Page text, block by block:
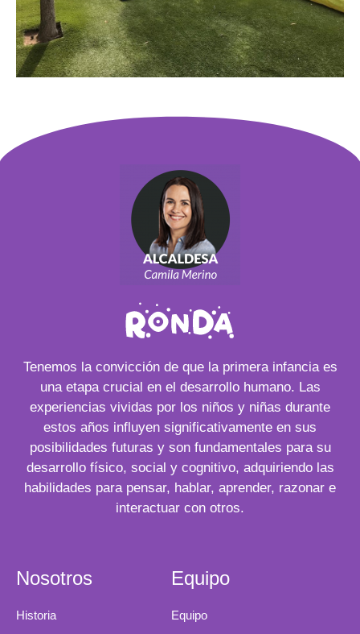
Tenemos la convicción de que la primera infancia es
una etapa crucial en el desarrollo humano. Las
experiencias vividas por los niños y niñas durante
estos años influyen significativamente en sus
posibilidades futuras y son fundamentales para su
desarrollo físico, social y cognitivo, adquiriendo las
habilidades para pensar, hablar, aprender, razonar e
interactuar con otros.
Nosotros
Historia
Equipo
Equipo